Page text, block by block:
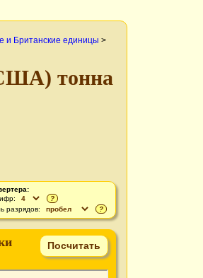
и Британские единицы >
тонна
?
разрядов:
?